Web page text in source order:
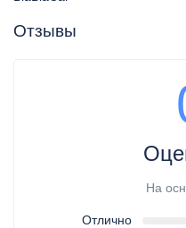
Отзывы
На
Отлично